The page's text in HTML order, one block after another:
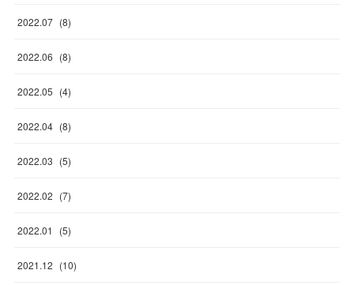
2022.07 (8)
2022.06 (8)
2022.05 (4)
2022.04 (8)
2022.03 (5)
2022.02 (7)
2022.01 (5)
2021.12 (10)